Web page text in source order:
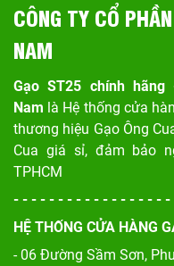
CÔNG TY CỔ
NAM
Gạo ST25 chính
Nam là Hệ thống cửa
thương hiệu Gạo Ông
Cua giá sỉ, đảm bảo
TPHCM
- - - - - - - - - - - - - - - - -
HỆ THỐNG CỬA HÀNG
- 06 Đường Sầm Sơn,